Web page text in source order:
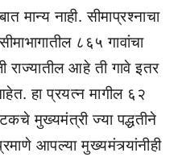
मान्य नाही. सीमाप्रश्नाचा
८६५ गावांचा
राज्यातील आहे ती गावे इतर
हा प्रयत्न मागील ६२
मुख्यमंत्री ज्या पद्धतीने
आपल्या मुख्यमंत्र्यांनीही